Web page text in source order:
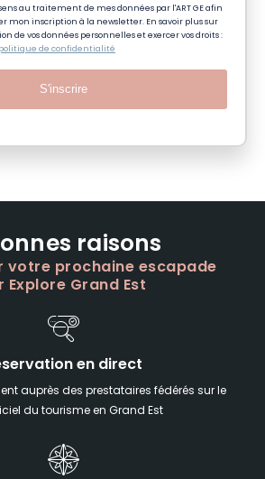
au traitement de mes données par l'ART GE afin
mon inscription à la newsletter. En savoir plus sur
de vos données personnelles et exercer vos droits :
de confidentialité
S'inscrire
raisons
votre prochaine escapade
Explore Grand Est
en direct
auprès des prestataires fédérés sur le
du tourisme en Grand Est